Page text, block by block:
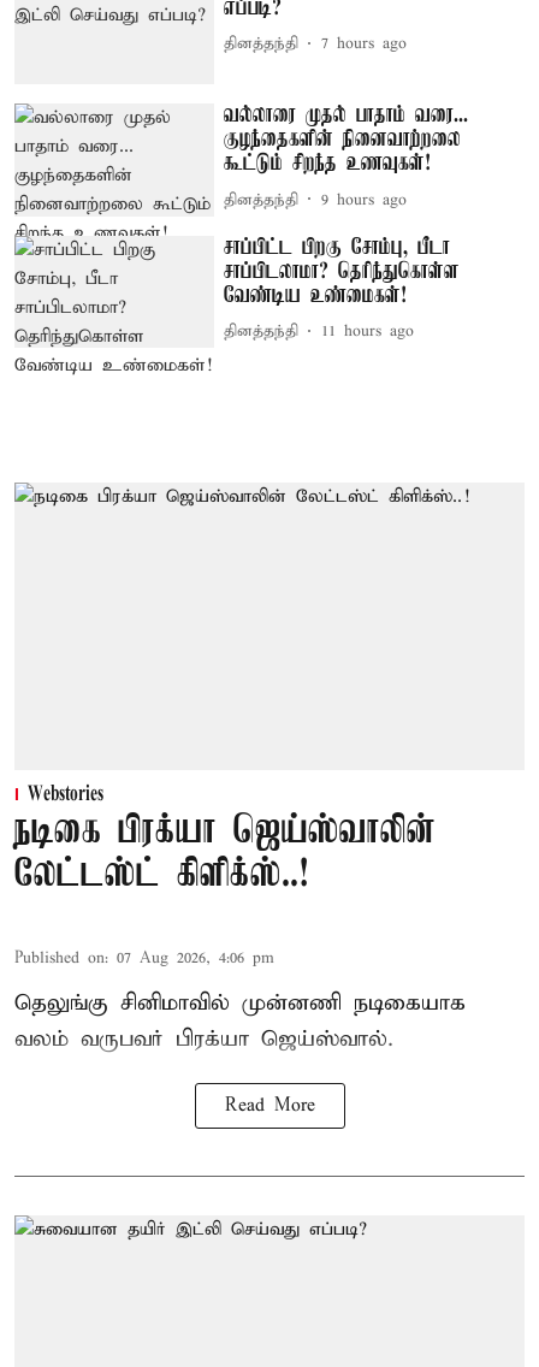
எப்படி?
தினத்தந்தி 7 hours ago
வல்லாரை முதல் பாதாம் வரை...
குழந்தைகளின் நினைவாற்றலை
கூட்டும் சிறந்த உணவுகள்!
தினத்தந்தி 9 hours ago
சாப்பிட்ட பிறகு சோம்பு, பீடா
சாப்பிடலாமா? தெரிந்துகொள்ள
வேண்டிய உண்மைகள்!
தினத்தந்தி 11 hours ago
Webstories
நடிகை பிரக்யா ஜெய்ஸ்வாலின்
லேட்டஸ்ட் கிளிக்ஸ்..!
Published on: 07 Aug 2026, 4:06 pm
தெலுங்கு சினிமாவில் முன்னணி நடிகையாக
வலம் வருபவர் பிரக்யா ஜெய்ஸ்வால்.
Read More